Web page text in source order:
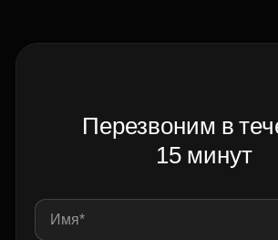
Перезвоним в
15 минут